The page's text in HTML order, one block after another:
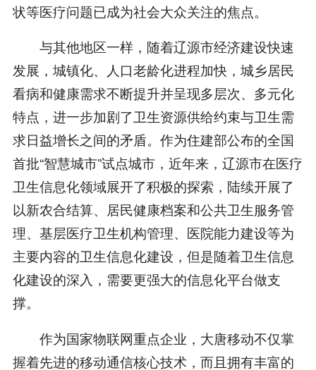
状等医疗问题已成为社会大众关注的焦点。
与其他地区一样，随着辽源市经济建设快速
发展，城镇化、人口老龄化进程加快，城乡居民
看病和健康需求不断提升并呈现多层次、多元化
特点，进一步加剧了卫生资源供给约束与卫生需
求日益增长之间的矛盾。作为住建部公布的全国
首批“智慧城市”试点城市，近年来，辽源市在医疗
卫生信息化领域展开了积极的探索，陆续开展了
以新农合结算、居民健康档案和公共卫生服务管
理、基层医疗卫生机构管理、医院能力建设等为
主要内容的卫生信息化建设，但是随着卫生信息
化建设的深入，需要更强大的信息化平台做支
撑。
作为国家物联网重点企业，大唐移动不仅掌
握着先进的移动通信核心技术，而且拥有丰富的